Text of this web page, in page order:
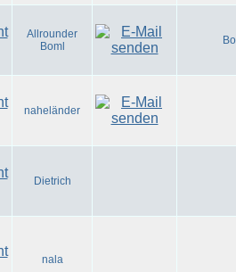
Allrounder
Boml
naheländer
Dietrich
nala